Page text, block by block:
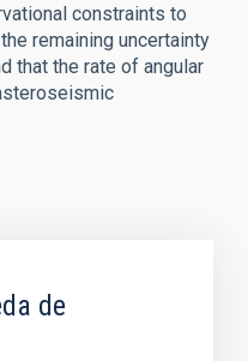
constraints to
remaining uncertainty
that the rate of angular
de